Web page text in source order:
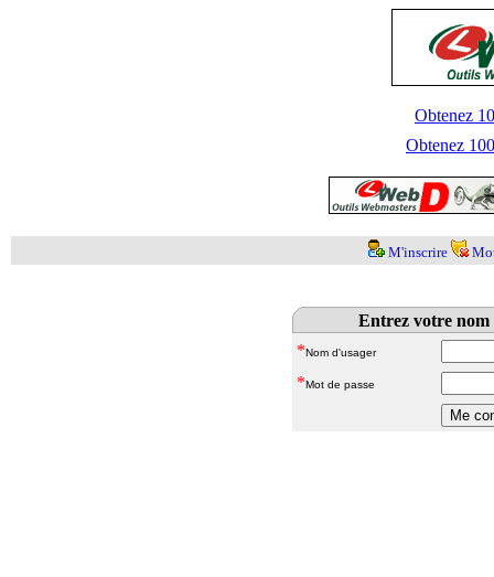
Obtenez
Obtenez
M'inscrire
Entrez votre nom
*Nom d'usager
*Mot de passe